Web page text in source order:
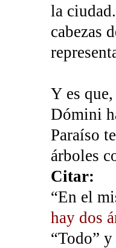
la
cabezas
Y es
Dómini
Paraíso
árboles
Citar:
“En el
hay dos
“Todo”